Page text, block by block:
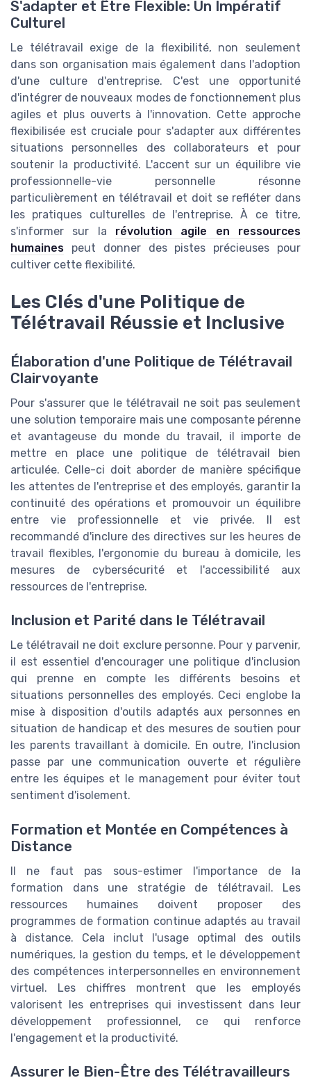
S'adapter et Être Flexible: Un Impératif
Culturel
Le télétravail exige de la flexibilité, non seulement
dans son organisation mais également dans l'adoption
d'une culture d'entreprise. C'est une opportunité
d'intégrer de nouveaux modes de fonctionnement plus
agiles et plus ouverts à l'innovation. Cette approche
flexibilisée est cruciale pour s'adapter aux différentes
situations personnelles des collaborateurs et pour
soutenir la productivité. L'accent sur un équilibre vie
professionnelle-vie personnelle résonne
particulièrement en télétravail et doit se refléter dans
les pratiques culturelles de l'entreprise. À ce titre,
s'informer sur la révolution agile en ressources
humaines peut donner des pistes précieuses pour
cultiver cette flexibilité.
Les Clés d'une Politique de
Télétravail Réussie et Inclusive
Élaboration d'une Politique de Télétravail
Clairvoyante
Pour s'assurer que le télétravail ne soit pas seulement
une solution temporaire mais une composante pérenne
et avantageuse du monde du travail, il importe de
mettre en place une politique de télétravail bien
articulée. Celle-ci doit aborder de manière spécifique
les attentes de l'entreprise et des employés, garantir la
continuité des opérations et promouvoir un équilibre
entre vie professionnelle et vie privée. Il est
recommandé d'inclure des directives sur les heures de
travail flexibles, l'ergonomie du bureau à domicile, les
mesures de cybersécurité et l'accessibilité aux
ressources de l'entreprise.
Inclusion et Parité dans le Télétravail
Le télétravail ne doit exclure personne. Pour y parvenir,
il est essentiel d'encourager une politique d'inclusion
qui prenne en compte les différents besoins et
situations personnelles des employés. Ceci englobe la
mise à disposition d'outils adaptés aux personnes en
situation de handicap et des mesures de soutien pour
les parents travaillant à domicile. En outre, l'inclusion
passe par une communication ouverte et régulière
entre les équipes et le management pour éviter tout
sentiment d'isolement.
Formation et Montée en Compétences à
Distance
Il ne faut pas sous-estimer l'importance de la
formation dans une stratégie de télétravail. Les
ressources humaines doivent proposer des
programmes de formation continue adaptés au travail
à distance. Cela inclut l'usage optimal des outils
numériques, la gestion du temps, et le développement
des compétences interpersonnelles en environnement
virtuel. Les chiffres montrent que les employés
valorisent les entreprises qui investissent dans leur
développement professionnel, ce qui renforce
l'engagement et la productivité.
Assurer le Bien-Être des Télétravailleurs